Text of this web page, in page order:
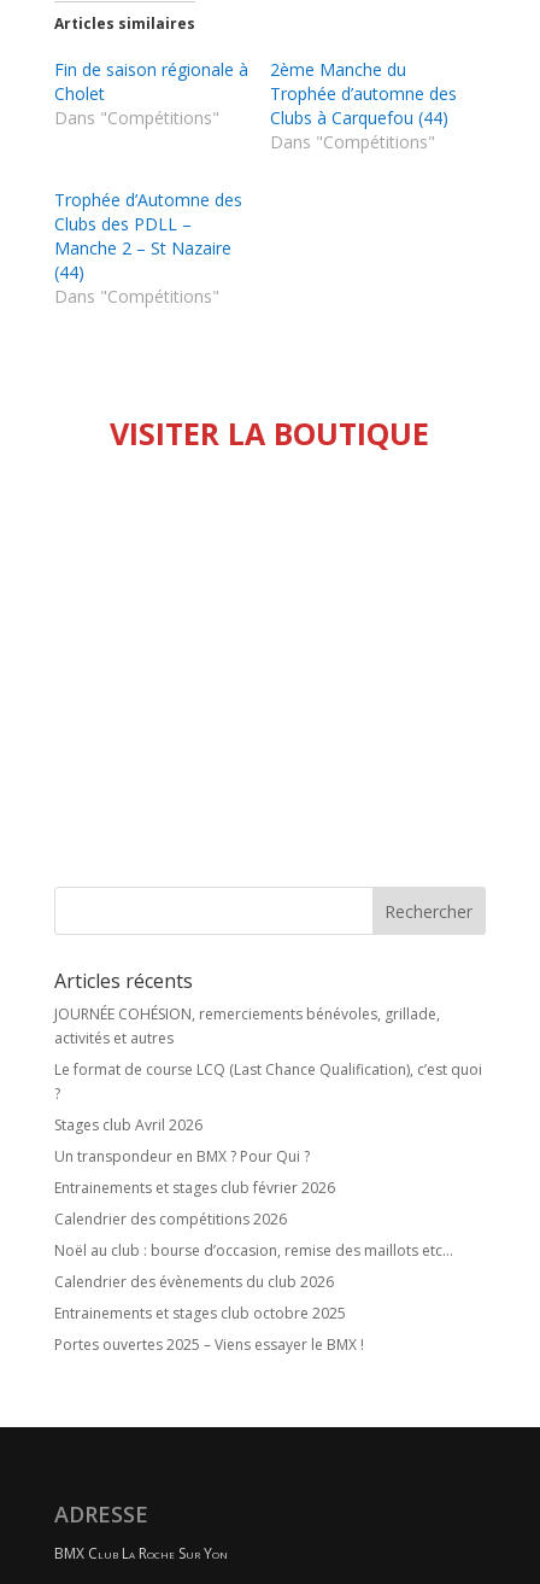
Articles similaires
Fin de saison régionale à
Cholet
Dans "Compétitions"
2ème Manche du
Trophée d’automne des
Clubs à Carquefou (44)
Dans "Compétitions"
Trophée d’Automne des
Clubs des PDLL –
Manche 2 – St Nazaire
(44)
Dans "Compétitions"
VISITER LA BOUTIQUE
Articles récents
JOURNÉE COHÉSION, remerciements bénévoles, grillade,
activités et autres
Le format de course LCQ (Last Chance Qualification), c’est quoi
?
Stages club Avril 2026
Un transpondeur en BMX ? Pour Qui ?
Entrainements et stages club février 2026
Calendrier des compétitions 2026
Noël au club : bourse d’occasion, remise des maillots etc…
Calendrier des évènements du club 2026
Entrainements et stages club octobre 2025
Portes ouvertes 2025 – Viens essayer le BMX !
ADRESSE
BMX Club La Roche Sur Yon